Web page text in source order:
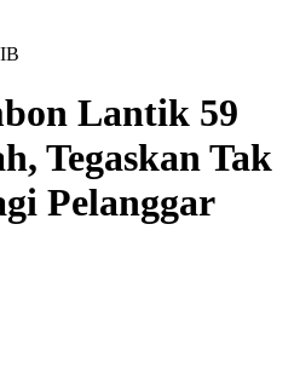
Lantik 59
Tegaskan Tak
Pelanggar